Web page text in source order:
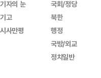
기자의 눈
기고
시사만평
국회/정당
북한
행정
국방/외교
정치일반